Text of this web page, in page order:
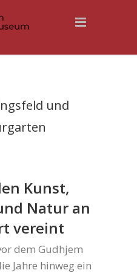
und
Kunst,
Natur an
vereint
dem Gudhjem
Jahre hinweg ein